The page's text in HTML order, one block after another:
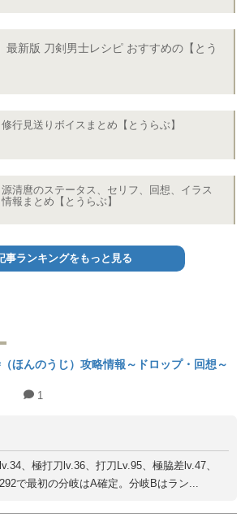
最新版 刀剣男士レシピ おすすめの【とう
修行見送りボイスまとめ【とうらぶ】
源清麿のステータス、セリフ、回想、イラス
報まとめ【とうらぶ】
事ランキングをもっと見る
ほんのうじ）攻略情報～ドロップ・回想～
1
、極打刀lv.36、打刀Lv.95、極脇差lv.47、
で最初の分岐はA確定。分岐Bはラン...